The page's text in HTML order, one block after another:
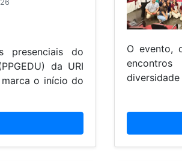
presenciais do
da URI
o início do
O evento,
diversidade